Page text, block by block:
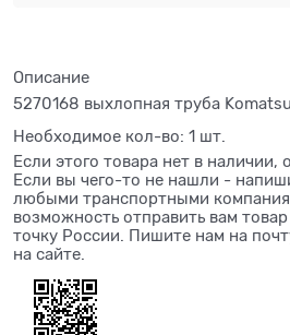
Описание
5270168 выхлопная труба Komatsu.
Необходимое кол-во: 1 шт.
Если этого товара нет в наличии,
Если вы чего-то не нашли -
любыми транспортными
возможность отправить вам
точку России. Пишите нам на
на сайте.